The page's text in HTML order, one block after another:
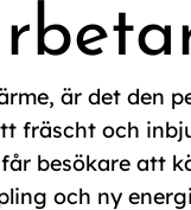
är det den
fräscht och
besökare att
och ny